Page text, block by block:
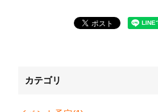
カテゴリ